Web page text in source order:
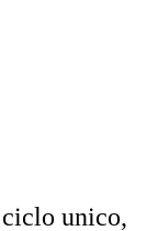
unico,